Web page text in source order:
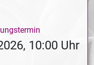
10:00 Uhr